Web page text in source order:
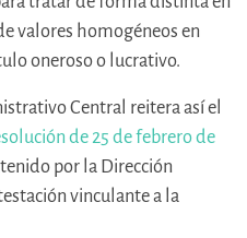
valores homogéneos en
oneroso o lucrativo.
Central reitera así el
de 25 de febrero de
por la Dirección
vinculante a la